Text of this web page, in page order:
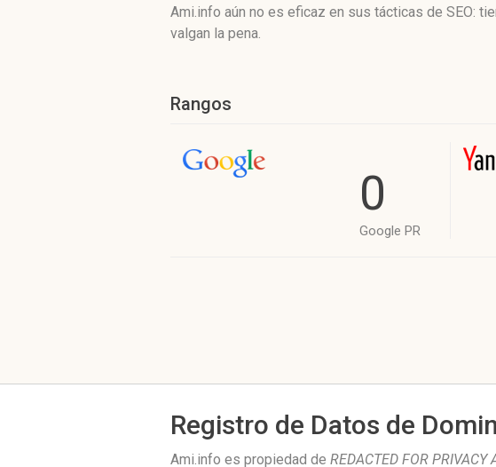
Ami.info aún no es eficaz en sus tácticas de SEO:
valgan la pena.
Rangos
0
Google PR
Registro de Datos de
Ami.info es propiedad de REDACTED FOR